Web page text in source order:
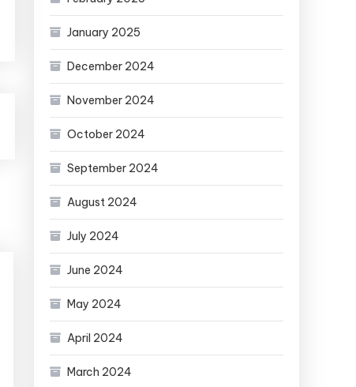
January 2025
December 2024
November 2024
October 2024
September 2024
August 2024
July 2024
June 2024
May 2024
April 2024
March 2024